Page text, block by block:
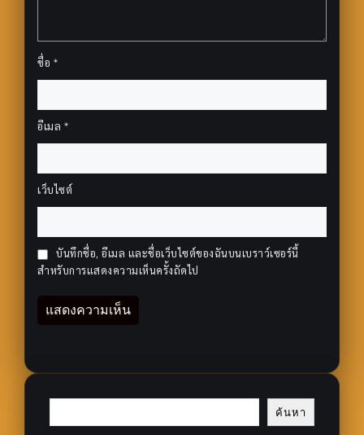
ชื่อ *
อีเมล *
เว็บไซต์
บันทึกชื่อ, อีเมล และชื่อเว็บไซต์ของฉันบนเบราว์เซอร์นี้
สำหรับการแสดงความเห็นครั้งถัดไป
ค้นหา